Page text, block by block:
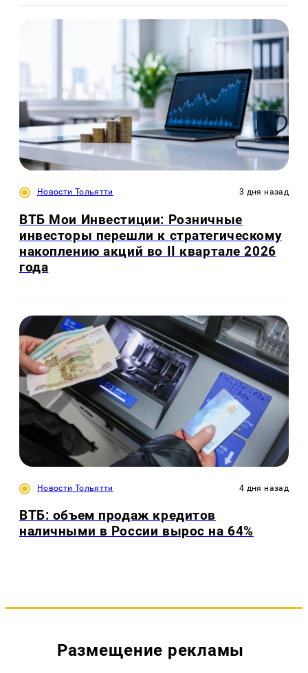
Новости Тольятти 3 дня назад
ВТБ Мои Инвестиции: Розничные
инвесторы перешли к стратегическому
накоплению акций во II квартале 2026
года
Новости Тольятти 4 дня назад
ВТБ: объем продаж кредитов
наличными в России вырос на 64%
Размещение рекламы